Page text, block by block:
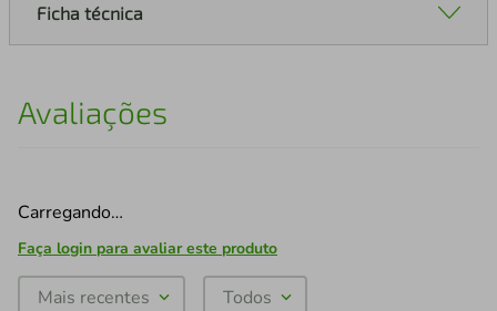
Ficha técnica
Avaliações
Carregando…
Faça login para avaliar este produto
Mais recentes Todos